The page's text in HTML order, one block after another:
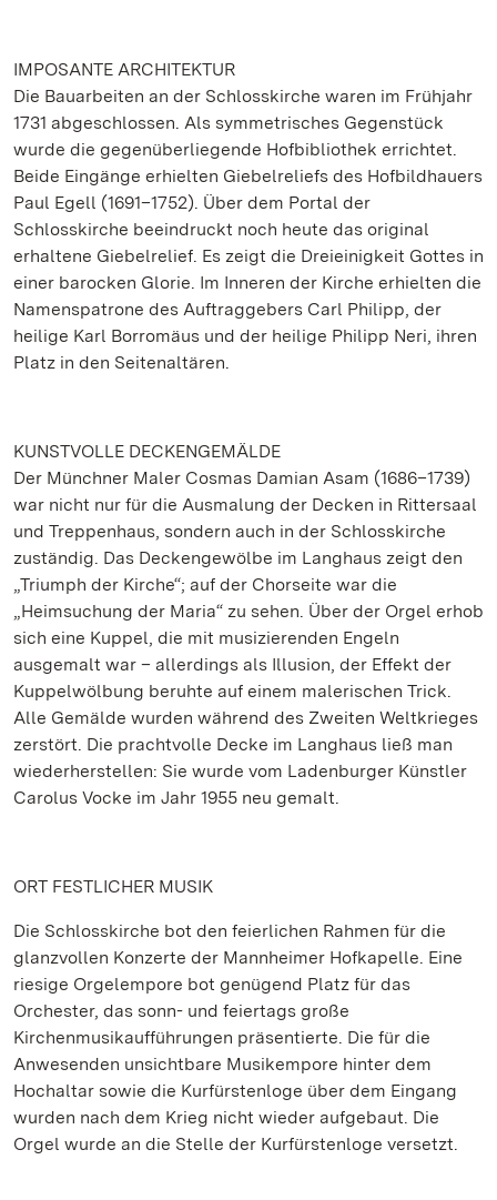
IMPOSANTE ARCHITEKTUR
Die Bauarbeiten an der Schlosskirche waren im Frühjahr
1731 abgeschlossen. Als symmetrisches Gegenstück
wurde die gegenüberliegende Hofbibliothek errichtet.
Beide Eingänge erhielten Giebelreliefs des Hofbildhauers
Paul Egell (1691–1752). Über dem Portal der
Schlosskirche beeindruckt noch heute das original
erhaltene Giebelrelief. Es zeigt die Dreieinigkeit Gottes in
einer barocken Glorie. Im Inneren der Kirche erhielten die
Namenspatrone des Auftraggebers Carl Philipp, der
heilige Karl Borromäus und der heilige Philipp Neri, ihren
Platz in den Seitenaltären.
KUNSTVOLLE DECKENGEMÄLDE
Der Münchner Maler Cosmas Damian Asam (1686–1739)
war nicht nur für die Ausmalung der Decken in Rittersaal
und Treppenhaus, sondern auch in der Schlosskirche
zuständig. Das Deckengewölbe im Langhaus zeigt den
„Triumph der Kirche“; auf der Chorseite war die
„Heimsuchung der Maria“ zu sehen. Über der Orgel erhob
sich eine Kuppel, die mit musizierenden Engeln
ausgemalt war – allerdings als Illusion, der Effekt der
Kuppelwölbung beruhte auf einem malerischen Trick.
Alle Gemälde wurden während des Zweiten Weltkrieges
zerstört. Die prachtvolle Decke im Langhaus ließ man
wiederherstellen: Sie wurde vom Ladenburger Künstler
Carolus Vocke im Jahr 1955 neu gemalt.
ORT FESTLICHER MUSIK
Die Schlosskirche bot den feierlichen Rahmen für die
glanzvollen Konzerte der Mannheimer Hofkapelle. Eine
riesige Orgelempore bot genügend Platz für das
Orchester, das sonn- und feiertags große
Kirchenmusikaufführungen präsentierte. Die für die
Anwesenden unsichtbare Musikempore hinter dem
Hochaltar sowie die Kurfürstenloge über dem Eingang
wurden nach dem Krieg nicht wieder aufgebaut. Die
Orgel wurde an die Stelle der Kurfürstenloge versetzt.